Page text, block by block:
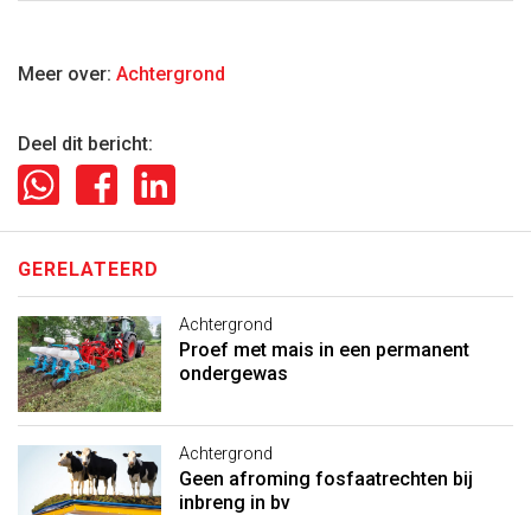
Meer over: Achtergrond
Deel dit bericht:
GERELATEERD
Achtergrond
Proef met mais in een permanent
ondergewas
Achtergrond
Geen afroming fosfaatrechten bij
inbreng in bv